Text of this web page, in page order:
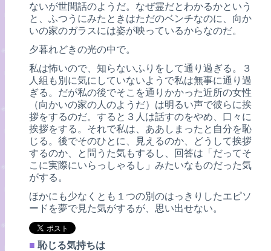
ないが世間話のようだ。なぜ霊だとわかるかという
と、ふつうにみたときはただのベンチなのに、向か
いの家のガラスには姿が映っているからなのだ。
夕暮れどきの光の中で。
私は怖いので、知らないふりをして通り過ぎる。３
人組も別に気にしていないようで私は無事に通り過
ぎる。だが私の後でそこを通りかかった近所の女性
（向かいの家の人のようだ）は明るい声で彼らに挨
拶をするのだ。すると３人は話すのをやめ、口々に
挨拶をする。それで私は、ああしまったと自分を恥
じる。後でそのひとに、見えるのか、どうして挨拶
するのか、と問うた気もするし、回答は「だってそ
こに実際にいらっしゃるし」みたいなものだった気
がする。
ほかにも少なくとも１つの別のはっきりしたエピソ
ードを夢で見た気がするが、思い出せない。
■ 恥じる気持ちは